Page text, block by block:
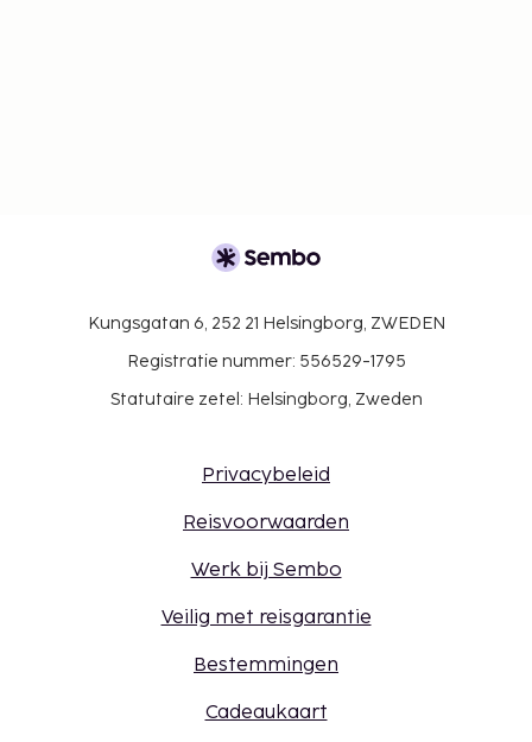
Kungsgatan 6, 252 21 Helsingborg, ZWEDEN
Registratie nummer: 556529-1795
Statutaire zetel: Helsingborg, Zweden
Privacybeleid
Reisvoorwaarden
Werk bij Sembo
Veilig met reisgarantie
Bestemmingen
Cadeaukaart